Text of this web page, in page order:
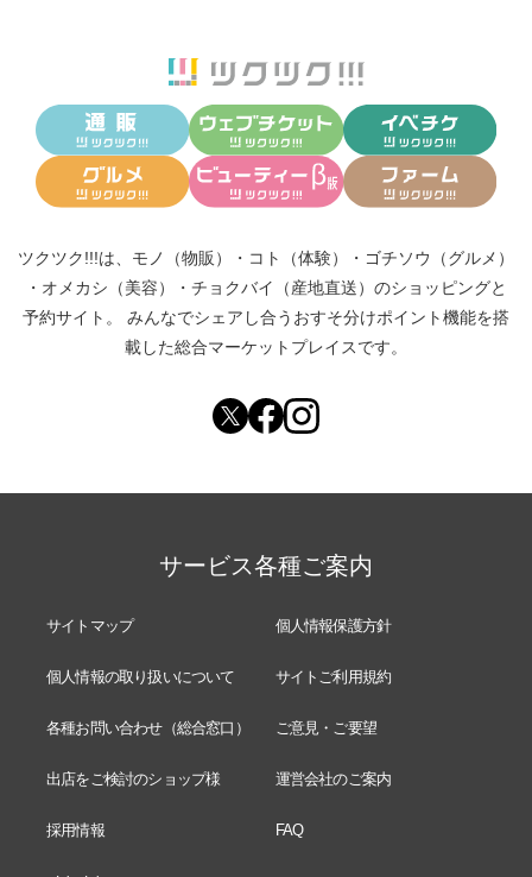
ツクツク!!!は、 モノ（物販） ・ コト（体験） ・ ゴチソウ（グルメ）
・ オメカシ（美容） ・ チョクバイ（産地直送） のショッピングと
予約サイト。
みんなでシェアし合う おすそ分けポイント機能を搭
載した総合マーケットプレイスです。
サービス各種ご案内
サイトマップ 個人情報保護方針
個人情報の取り扱いについて サイトご利用規約
各種お問い合わせ（総合窓口） ご意見・ご要望
出店をご検討のショップ様 運営会社のご案内
採用情報 FAQ